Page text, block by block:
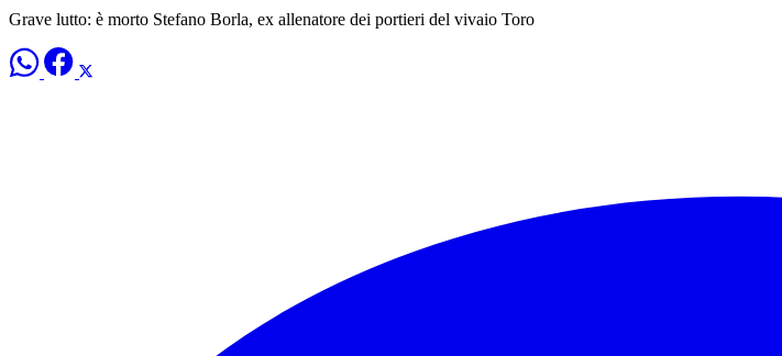
Grave lutto: è morto Stefano Borla, ex allenatore dei portieri del vivaio Toro